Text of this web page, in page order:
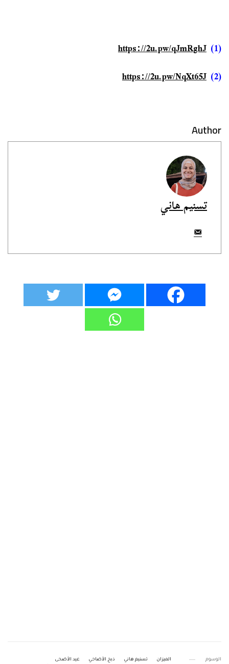
(1)
https://2u.pw/qJmRghJ
(2)
https://2u.pw/NqXt65J
Author
تسنيم هاني
الوسوم الميزان تسنيم هاني ذبح الأضاحي
عيد الأضحى